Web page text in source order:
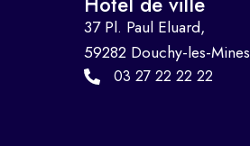
37 Pl. Paul Eluard,
59282 Douchy-les-Mines
03 27 22 22 22